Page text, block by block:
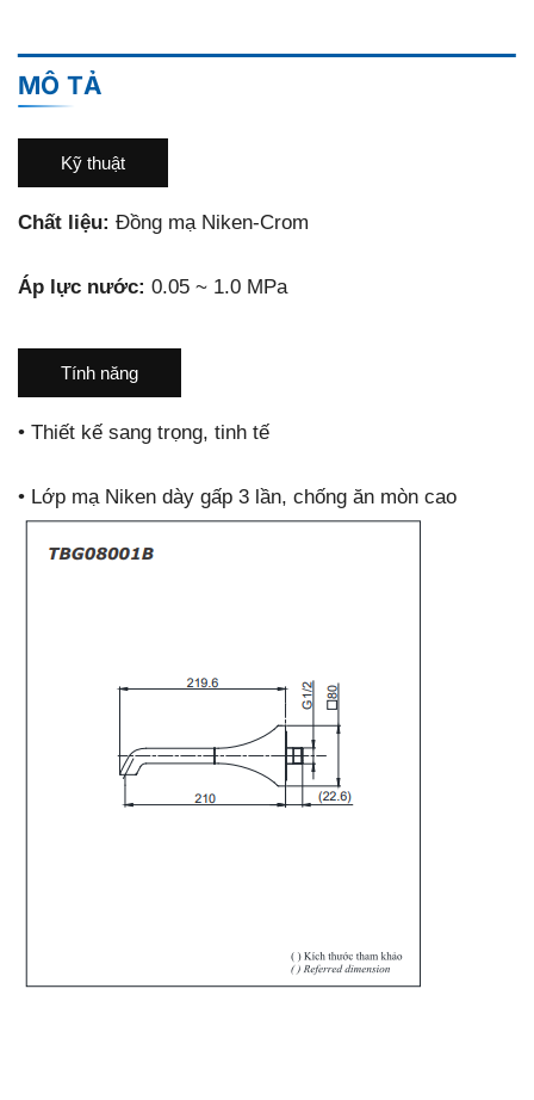
MÔ TẢ
Kỹ thuật
Chất liệu: Đồng mạ Niken-Crom
Áp lực nước: 0.05 ~ 1.0 MPa
Tính năng
•Thiết kế sang trọng, tinh tế
•Lớp mạ Niken dày gấp 3 lần, chống ăn mòn cao